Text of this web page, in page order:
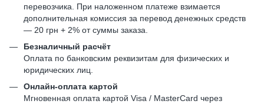
перевозчика. При наложенном платеже взимается
дополнительная комиссия за перевод денежных средств
— 20 грн + 2% от суммы заказа.
Безналичный расчёт
Оплата по банковским реквизитам для физических и
юридических лиц.
Онлайн-оплата картой
Мгновенная оплата картой Visa / MasterCard через